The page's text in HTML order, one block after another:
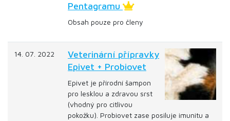
Pentagramu
Obsah pouze pro členy
14. 07. 2022
Veterinární přípravky
Epivet + Probiovet
Epivet je přírodní šampon
pro lesklou a zdravou srst
(vhodný pro citlivou
pokožku). Probiovet zase posiluje imunitu a